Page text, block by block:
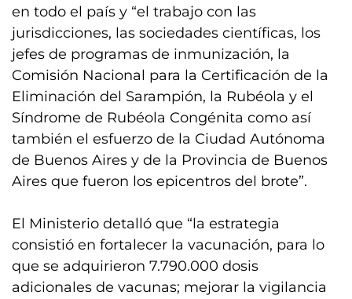
en todo el país y “el trabajo con las
jurisdicciones, las sociedades científicas, los
jefes de programas de inmunización, la
Comisión Nacional para la Certificación de la
Eliminación del Sarampión, la Rubéola y el
Síndrome de Rubéola Congénita como así
también el esfuerzo de la Ciudad Autónoma
de Buenos Aires y de la Provincia de Buenos
Aires que fueron los epicentros del brote”.
El Ministerio detalló que “la estrategia
consistió en fortalecer la vacunación, para lo
que se adquirieron 7.790.000 dosis
adicionales de vacunas; mejorar la vigilancia